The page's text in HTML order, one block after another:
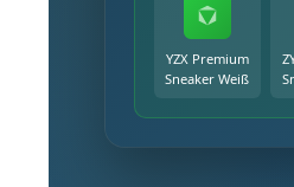
YZX Premium
Sneaker Weiß